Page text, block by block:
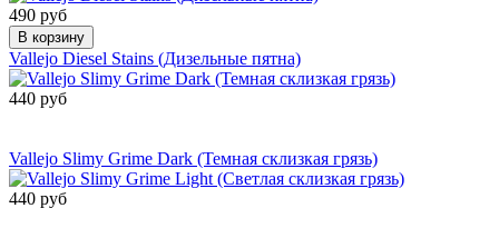
490 руб
В корзину
Vallejo Diesel Stains (Дизельные пятна)
440 руб
Vallejo Slimy Grime Dark (Темная склизкая грязь)
440 руб